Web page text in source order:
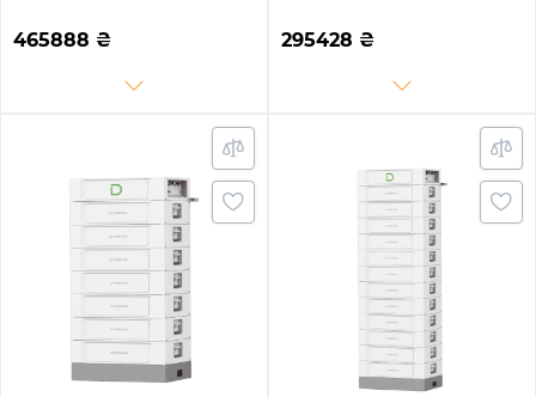
SBDU100 (STACK100-10-
51.2kW)
465888 ₴
LiFePO4 SBDU100
(STACK100-6-30.72kW)
295428 ₴